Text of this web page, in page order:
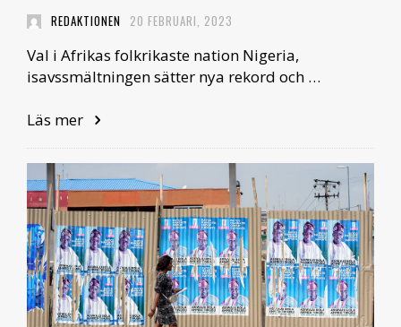
REDAKTIONEN 20 FEBRUARI, 2023
Val i Afrikas folkrikaste nation Nigeria,
isavssmältningen sätter nya rekord och …
Läs mer